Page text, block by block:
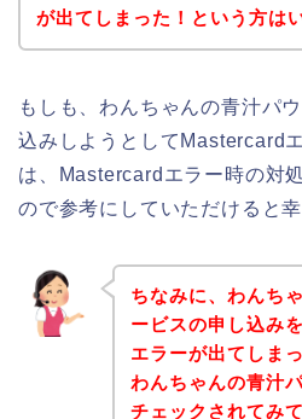
が出てしまった！という方は
もしも、わんちゃんの青汁パ
込みしようとしてMastercard
は、Mastercardエラー時の対
ので参考にしていただけると幸
ちなみに、わんち
ービスの申し込み
エラーが出てしま
わんちゃんの青汁
チェックされてみ